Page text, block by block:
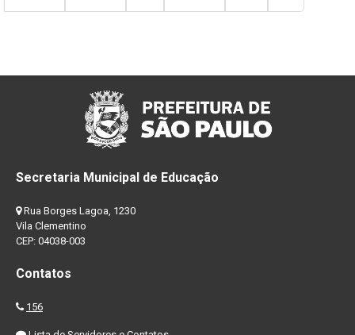
Secretaria Municipal de Educação
Rua Borges Lagoa, 1230
Vila Clementino
CEP: 04038-003
Contatos
156